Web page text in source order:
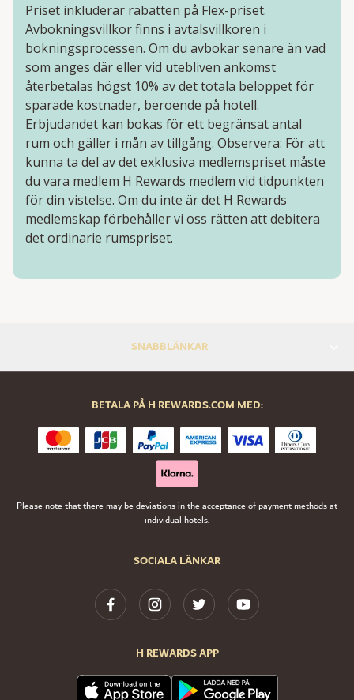
Priset inkluderar rabatten på Flex-priset.
Avbokningsvillkor finns i avtalsvillkoren i
bokningsprocessen. Om du avbokar senare än vad
som anges där eller vid utebliven ankomst
återbetalas högst 10% av det totala beloppet för
sparade kostnader, beroende på hotell.
Erbjudandet kan bokas för ett begränsat antal
rum och gäller i mån av tillgång. Observera: För att
kunna ta del av det exklusiva medlemspriset måste
du vara medlem H Rewards medlem vid tidpunkten
för din vistelse. Om du inte är det H Rewards
medlemskap förbehåller vi oss rätten att debitera
det ordinarie rumspriset.
SNABBLÄNKAR
SOCIALA LÄNKAR
H REWARDS APP
BETALA PÅ H REWARDS.COM MED:
Please note that there may be deviations in the acceptance of payment methods at
individual hotels.